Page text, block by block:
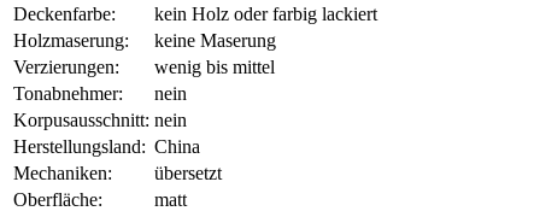
Deckenfarbe:
kein Holz oder farbig lackiert
Holzmaserung:
keine Maserung
Verzierungen:
wenig bis mittel
Tonabnehmer:
nein
Korpusausschnitt: nein
Herstellungsland: China
Mechaniken:
übersetzt
Oberfläche:
matt